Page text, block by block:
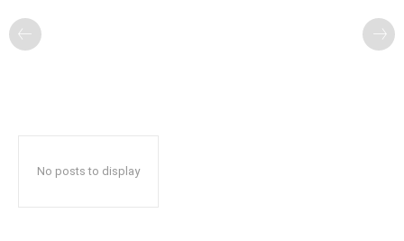
No posts to display